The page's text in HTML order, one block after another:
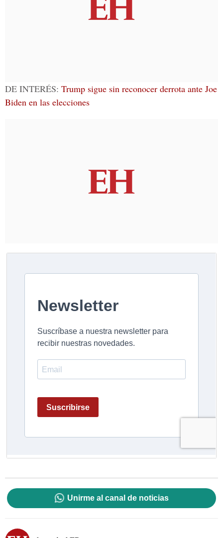
DE INTERÉS: Trump sigue sin reconocer derrota ante Joe
Biden en las elecciones
Unirme al canal de noticias